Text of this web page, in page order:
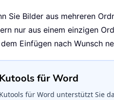
Sie Bilder aus mehreren
nur aus einem einzigen
Einfügen nach Wunsch
Kutools für Word
Kutools für Word unterstützt Sie